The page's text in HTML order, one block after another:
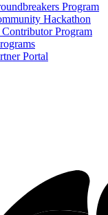
Program
Hackathon
Program
Portal